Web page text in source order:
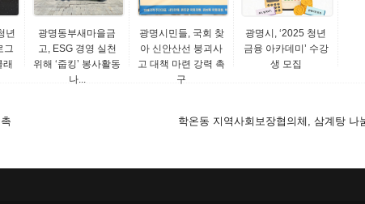
년
그
래
광명동부새마을금
고, ESG 경영 실천
위해 ‘줍킹’ 봉사활동
나...
광명시민들, 국회 찾
아 신안산선 붕괴사
고 대책 마련 강력 촉
구
광명시, ‘2025 청년
금융 아카데미’ 수강
생 모집
학온동 지역사회보장협의체, 삼계탕 나